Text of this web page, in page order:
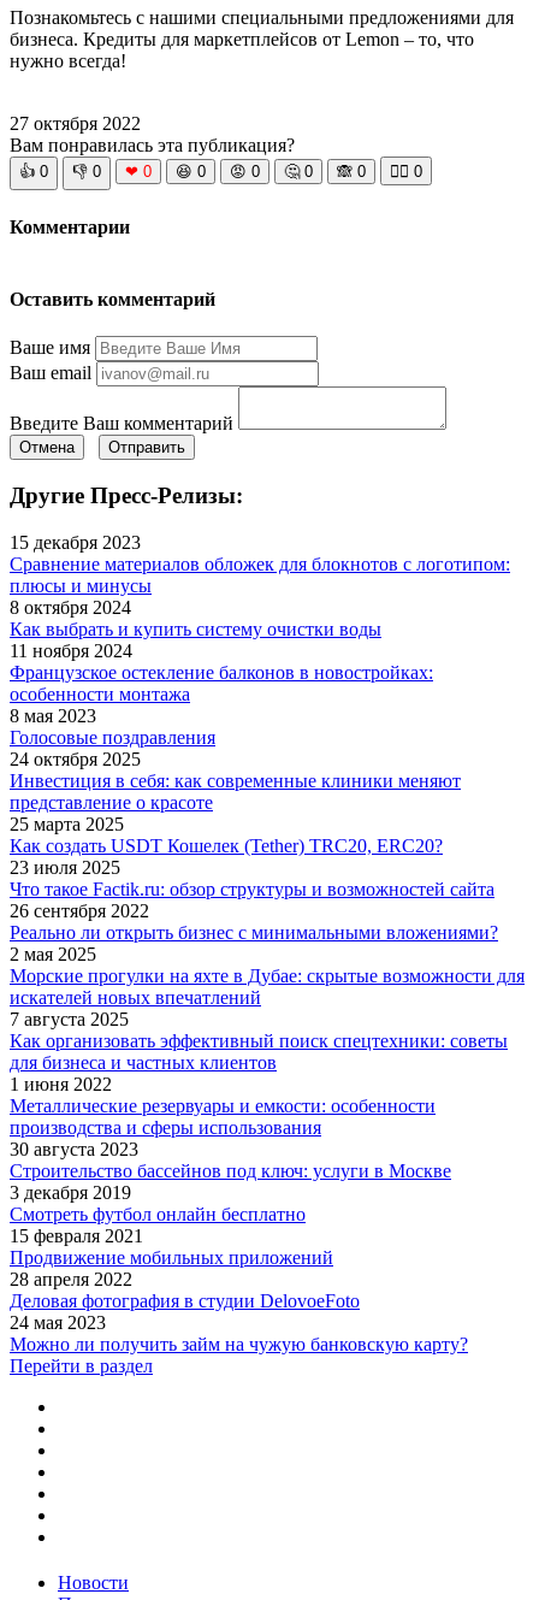
Познакомьтесь с нашими специальными предложениями для
бизнеса. Кредиты для маркетплейсов от Lemon – то, что
нужно всегда!
27 октября 2022
Вам понравилась эта публикация?
👍 0 👎 0 ❤ 0 😆 0 😡 0 🤔 0 🙈 0 🧘‍♀️ 0
Комментарии
Оставить комментарий
Ваше имя
Ваш email
Введите Ваш комментарий
Отмена Отправить
Другие Пресс-Релизы:
15 декабря 2023
Сравнение материалов обложек для блокнотов с логотипом:
плюсы и минусы
8 октября 2024
Как выбрать и купить систему очистки воды
11 ноября 2024
Французское остекление балконов в новостройках:
особенности монтажа
8 мая 2023
Голосовые поздравления
24 октября 2025
Инвестиция в себя: как современные клиники меняют
представление о красоте
25 марта 2025
Как создать USDT Кошелек (Tether) TRC20, ERC20?
23 июля 2025
Что такое Factik.ru: обзор структуры и возможностей сайта
26 сентября 2022
Реально ли открыть бизнес с минимальными вложениями?
2 мая 2025
Морские прогулки на яхте в Дубае: скрытые возможности для
искателей новых впечатлений
7 августа 2025
Как организовать эффективный поиск спецтехники: советы
для бизнеса и частных клиентов
1 июня 2022
Металлические резервуары и емкости: особенности
производства и сферы использования
30 августа 2023
Строительство бассейнов под ключ: услуги в Москве
3 декабря 2019
Смотреть футбол онлайн бесплатно
15 февраля 2021
Продвижение мобильных приложений
28 апреля 2022
Деловая фотография в студии DelovoeFoto
24 мая 2023
Можно ли получить займ на чужую банковскую карту?
Перейти в раздел
Новости